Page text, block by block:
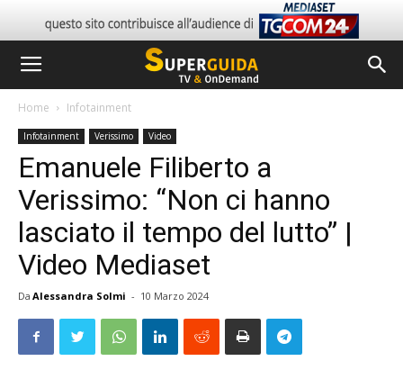
Home Infotainment
Infotainment Verissimo Video
Emanuele Filiberto a
Verissimo: “Non ci hanno
lasciato il tempo del lutto” |
Video Mediaset
Da Alessandra Solmi - 10 Marzo 2024